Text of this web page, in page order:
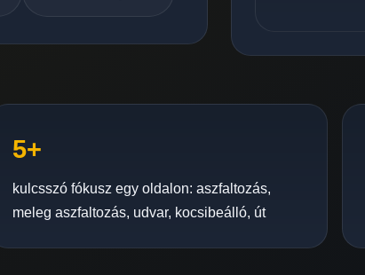
5+
kulcsszó fókusz egy oldalon: aszfaltozás,
meleg aszfaltozás, udvar, kocsibeálló, út